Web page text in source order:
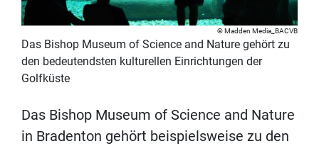
Madden Media_BACVB
Das Bishop Museum of Science and Nature gehört zu
den bedeutendsten kulturellen Einrichtungen der
Golfküste
Das Bishop Museum of Science and Nature
in Bradenton gehört beispielsweise zu den